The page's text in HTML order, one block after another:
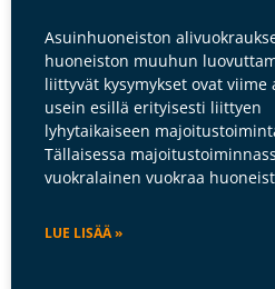
Asuinhuoneiston
huoneiston muuhun
liittyvät kysymykset ovat viime
usein esillä erityisesti liittyen
lyhytaikaiseen
Tällaisessa
vuokralainen vuokraa
LUE LISÄÄ »